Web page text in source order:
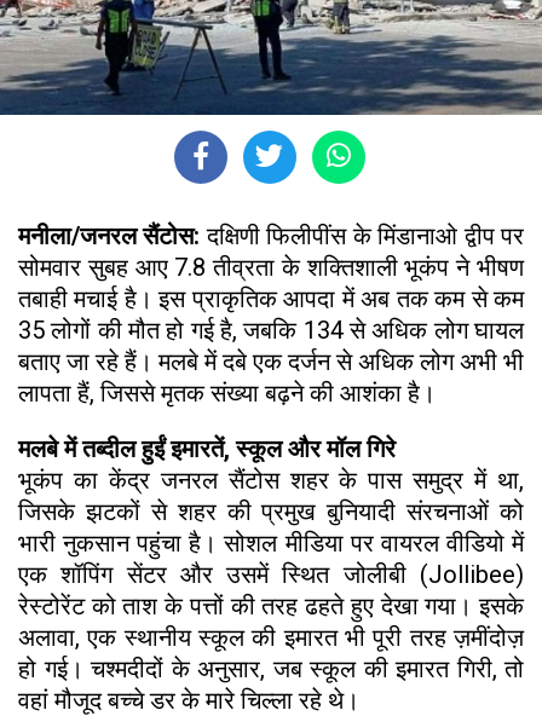
मनीला/जनरल सैंटोस:दक्षिणी फिलीपींस के मिंडानाओ द्वीप पर
सोमवार सुबह आए 7.8 तीव्रता के शक्तिशाली भूकंप ने भीषण
तबाही मचाई है। इस प्राकृतिक आपदा में अब तक कम से कम
35 लोगों की मौत हो गई है, जबकि 134 से अधिक लोग घायल
बताए जा रहे हैं। मलबे में दबे एक दर्जन से अधिक लोग अभी भी
लापता हैं, जिससे मृतक संख्या बढ़ने की आशंका है।
मलबे में तब्दील हुईं इमारतें, स्कूल और मॉल गिरे
भूकंप का केंद्र जनरल सैंटोस शहर के पास समुद्र में था,
जिसके झटकों से शहर की प्रमुख बुनियादी संरचनाओं को
भारी नुकसान पहुंचा है। सोशल मीडिया पर वायरल वीडियो में
एक शॉपिंग सेंटर और उसमें स्थित जोलीबी (Jollibee)
रेस्टोरेंट को ताश के पत्तों की तरह ढहते हुए देखा गया। इसके
अलावा, एक स्थानीय स्कूल की इमारत भी पूरी तरह ज़मींदोज़
हो गई। चश्मदीदों के अनुसार, जब स्कूल की इमारत गिरी, तो
वहां मौजूद बच्चे डर के मारे चिल्ला रहे थे।